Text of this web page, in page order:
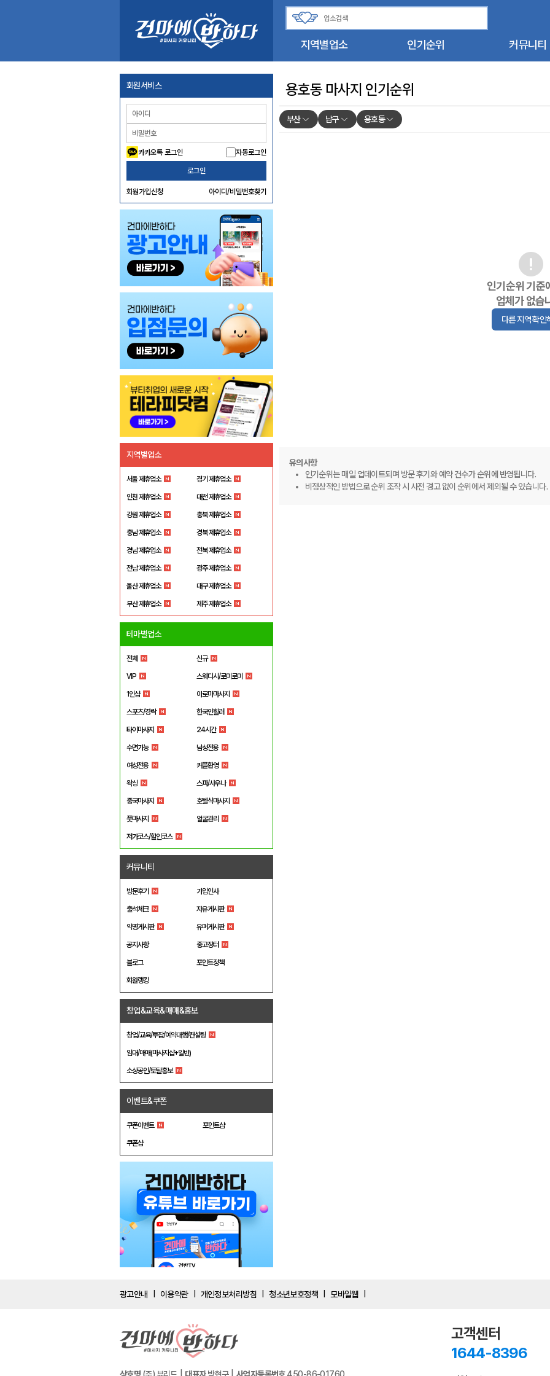
지역별업소 인기순위 커뮤니티
회원서비스
카카오톡 로그인 자동로그인
로그인
회원가입신청 아이디/비밀번호찾기
지역별업소
서울 제휴업소 경기 제휴업소
인천 제휴업소 대전 제휴업소
강원 제휴업소 충북 제휴업소
충남 제휴업소 경북 제휴업소
경남 제휴업소 전북 제휴업소
전남 제휴업소 광주 제휴업소
울산 제휴업소 대구 제휴업소
부산 제휴업소 제주 제휴업소
테마별업소
전체 신규
VIP 스웨디시/로미로미
1인샵 아로마마사지
스포츠/경락 한국인힐러
타이마사지 24시간
수면가능 남성전용
여성전용 커플환영
왁싱 스파/사우나
중국마사지 호텔식마사지
풋마사지 얼굴관리
저가코스/할인코스
커뮤니티
방문후기 가입인사
출석체크 자유게시판
익명게시판 유머게시판
공지사항 중고장터
블로그 포인트정책
회원랭킹
창업&교육&매매&홍보
창업/교육/투잡/예약대행/컨설팅
임대/매매(마사지샵+일반)
소상공인/토탈홍보
이벤트&쿠폰
쿠폰이벤트 포인트샵
쿠폰샵
용호동 마사지 인기순위
부산 남구 용호동
인기순위 기준
업체가 없습
다른 지역 확인
유의사항
인기순위는 매일 업데이트되며 방문 후기와 예약 건수가 순위에 반영됩니다.
비정상적인 방법으로 순위 조작 시 사전 경고 없이 순위에서 제외될 수 있습니다.
광고안내 이용약관 개인정보처리방침 청소년보호정책 모바일웹
고객센터
1644-8396